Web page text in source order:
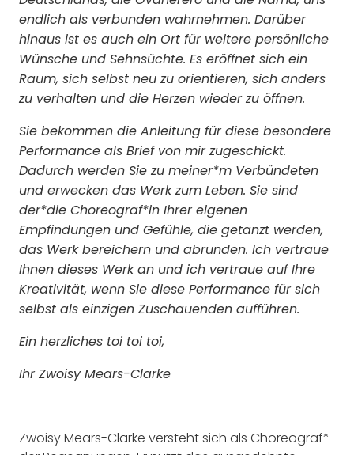
endlich als verbunden wahrnehmen. Darüber
hinaus ist es auch ein Ort für weitere persönliche
Wünsche und Sehnsüchte. Es eröffnet sich ein
Raum, sich selbst neu zu orientieren, sich anders
zu verhalten und die Herzen wieder zu öffnen.
Sie bekommen die Anleitung für diese besondere
Performance als Brief von mir zugeschickt.
Dadurch werden Sie zu meiner*m Verbündeten
und erwecken das Werk zum Leben. Sie sind
der*die Choreograf*in Ihrer eigenen
Empfindungen und Gefühle, die getanzt werden,
das Werk bereichern und abrunden. Ich vertraue
Ihnen dieses Werk an und ich vertraue auf Ihre
Kreativität, wenn Sie diese Performance für sich
selbst als einzigen Zuschauenden aufführen.
Ein herzliches toi toi toi,
Ihr Zwoisy Mears-Clarke
Zwoisy Mears-Clarke versteht sich als Choreograf*